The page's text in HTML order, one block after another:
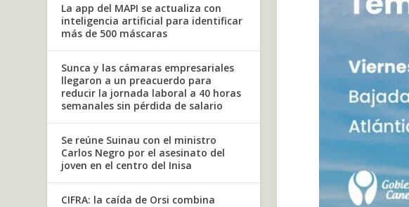
La app del MAPI se actualiza con
inteligencia artificial para identificar
más de 500 máscaras
Sunca y las cámaras empresariales
llegaron a un preacuerdo para
reducir la jornada laboral a 40 horas
semanales sin pérdida de salario
Se reúne Suinau con el ministro
Carlos Negro por el asesinato del
joven en el centro del Inisa
CIFRA: la caída de Orsi combina